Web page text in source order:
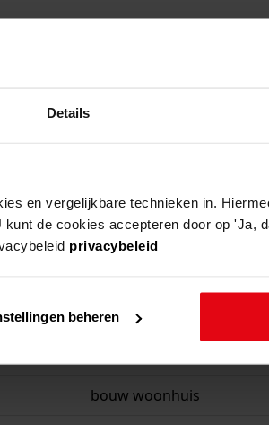
Details
en vergelijkbare technieken in.
de cookies accepteren door op 'Ja,
privacybeleid
beheren
oprichting benzine-
bouw woonhuis